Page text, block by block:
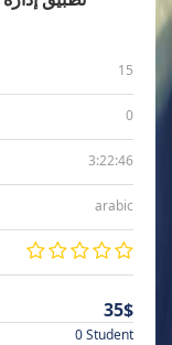
15
0
3:22:46
arabic
35$
0 Student